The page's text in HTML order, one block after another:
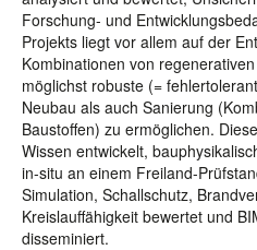
Forschung- und
Projekts liegt vor allem auf der
Kombinationen von
möglichst robuste (=
Neubau als auch Sanierung
Baustoffen) zu ermöglichen.
Wissen entwickelt,
in-situ an einem Freiland-
Simulation, Schallschutz,
Kreislauffähigkeit bewertet und
disseminiert.